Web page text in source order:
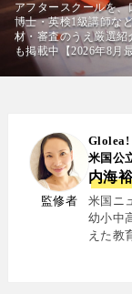
アフタースクールを
博士・英検1級講師な
材・審査のうえ厳選紹
も掲載中【2026年8月
監修者
Glolea!
米国公
内海
米国ニ
幼小中
えた教
国籍